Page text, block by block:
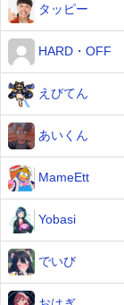
タッピー
HARD・OFF
えびてん
あいくん
MameEtt
Yobasi
でいび